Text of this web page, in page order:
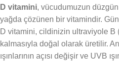
D vitamini, vücudumuzun
yağda çözünen bir vitamindir.
D vitamini, cildinizin ultraviyole B
kalmasıyla doğal olarak üretilir.
ışınlarının açısı değişir ve UVB